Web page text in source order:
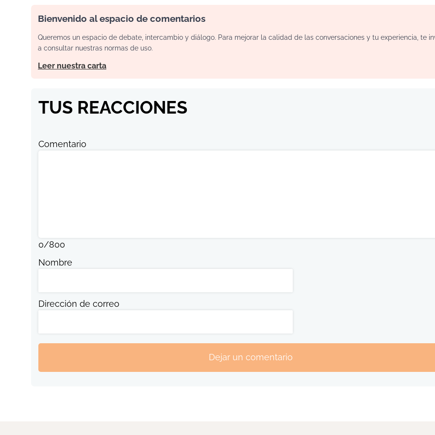
Bienvenido al espacio de comentarios
Queremos un espacio de debate, intercambio y diálogo. Para mejorar la calidad de las conversaciones y tu experiencia, te
a consultar nuestras normas de uso.
Leer nuestra carta
TUS REACCIONES
Comentario
0/800
Nombre
Dirección de correo
Dejar un comentario